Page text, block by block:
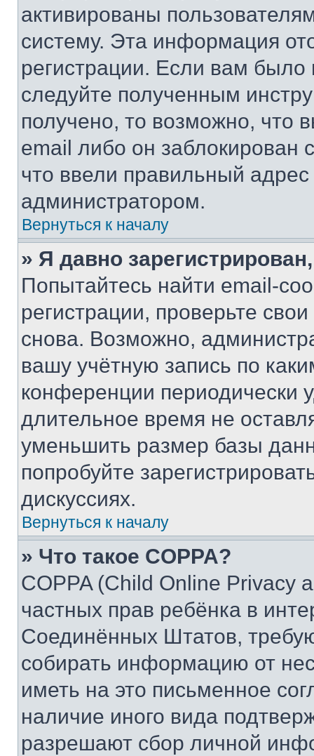
активированы
систему. Эта информация
регистрации. Если вам
следуйте полученным
получено, то возможно, что
email либо он
что ввели правильный адрес
администратором.
Вернуться к началу
» Я давно
Попытайтесь найти email-
регистрации, проверьте
снова. Возможно,
вашу учётную запись по
конференции периодически
длительное время не
уменьшить размер базы
попробуйте
дискуссиях.
Вернуться к началу
» Что такое COPPA?
COPPA (Child Online Privacy
частных прав ребёнка в
Соединённых Штатов,
собирать информацию от
иметь на это письменное
наличие иного вида
разрешают сбор личной